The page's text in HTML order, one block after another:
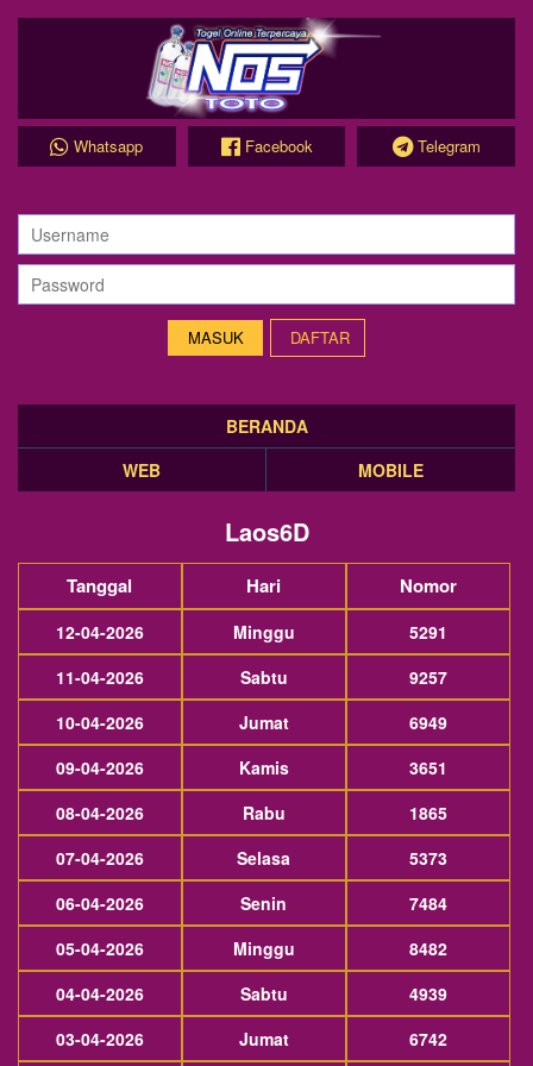
Whatsapp Facebook Telegram
DAFTAR
BERANDA
WEB
MOBILE
Laos6D
Tanggal Hari Nomor
12-04-2026 Minggu
5291
11-04-2026
Sabtu
9257
10-04-2026
Jumat
6949
09-04-2026
Kamis
3651
08-04-2026
Rabu
1865
07-04-2026
Selasa
5373
06-04-2026
Senin
7484
05-04-2026
Minggu
8482
04-04-2026
Sabtu
4939
03-04-2026
Jumat 6742